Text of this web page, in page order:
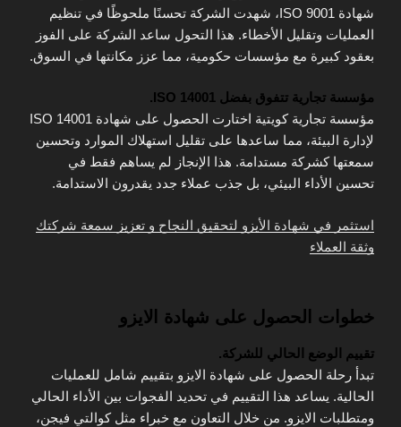
شهادة ISO 9001، شهدت الشركة تحسنًا ملحوظًا في تنظيم
العمليات وتقليل الأخطاء. هذا التحول ساعد الشركة على الفوز
بعقود كبيرة مع مؤسسات حكومية، مما عزز مكانتها في السوق.
مؤسسة تجارية تتفوق بفضل ISO 14001.
مؤسسة تجارية كويتية اختارت الحصول على شهادة ISO 14001
لإدارة البيئة، مما ساعدها على تقليل استهلاك الموارد وتحسين
سمعتها كشركة مستدامة. هذا الإنجاز لم يساهم فقط في
تحسين الأداء البيئي، بل جذب عملاء جدد يقدرون الاستدامة.
استثمر في شهادة الأيزو لتحقيق النجاح و تعزيز سمعة شركتك
وثقة العملاء
خطوات الحصول على شهادة الايزو
تقييم الوضع الحالي للشركة.
تبدأ رحلة الحصول على شهادة الايزو بتقييم شامل للعمليات
الحالية. يساعد هذا التقييم في تحديد الفجوات بين الأداء الحالي
ومتطلبات الايزو. من خلال التعاون مع خبراء مثل كوالتي فيجن،